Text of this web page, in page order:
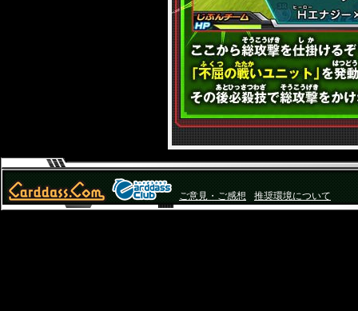
ご意見・ご感想 推奨環境について